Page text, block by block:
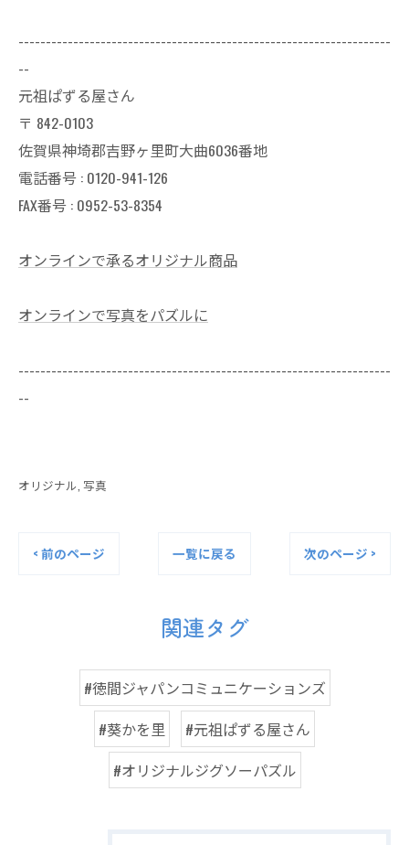
--------------------------------------------------------------------
--
元祖ぱずる屋さん
〒 842-0103
佐賀県神埼郡吉野ヶ里町大曲6036番地
電話番号 : 0120-941-126
FAX番号 : 0952-53-8354
オンラインで承るオリジナル商品
オンラインで写真をパズルに
--------------------------------------------------------------------
--
オリジナル 写真
< 前のページ 一覧に戻る 次のページ >
関連タグ
#徳間ジャパンコミュニケーションズ
#葵かを里
#元祖ぱずる屋さん
#オリジナルジグソーパズル